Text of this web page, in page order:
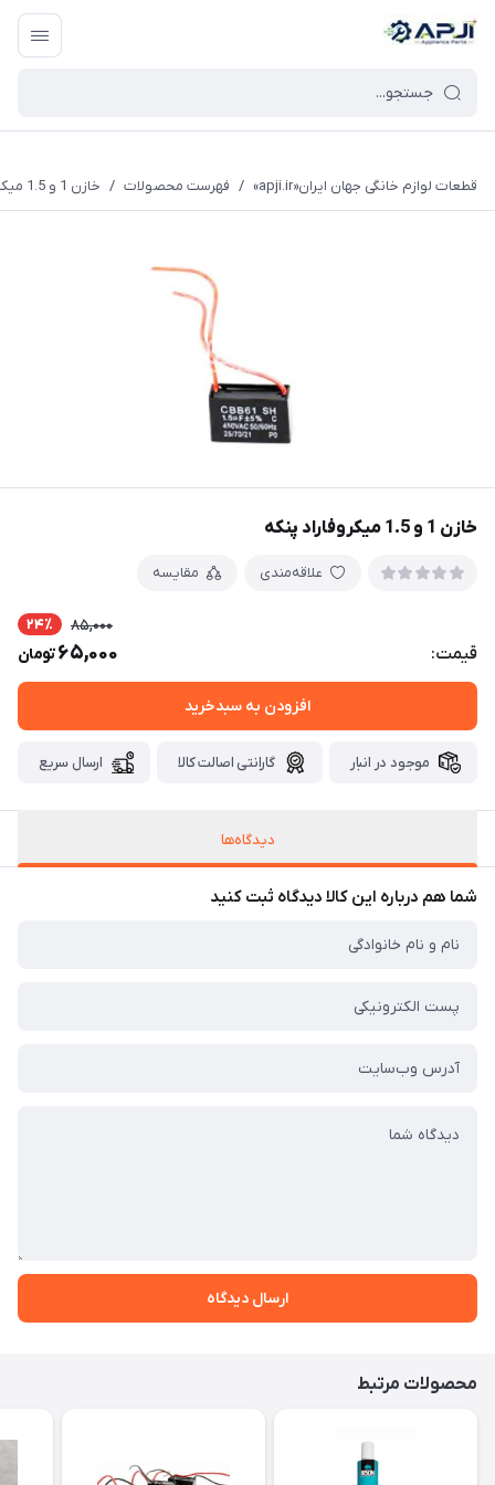
قطعات یدکی و جانبی لوازم خانگی جهان ایران
قطعات لوازم خانگی جهان ایران«apji.ir» / فهرست محصولات / خازن 1 و 1.5 میکروفاراد پنکه
خازن 1 و 1.5 میکروفاراد پنکه
علاقه‌مندی مقایسه
قیمت:
85,000 24٪
65,000تومان
افزودن به سبدخرید
موجود در انبار گارانتی اصالت کالا ارسال سریع
دیدگاه‌ها
شما هم درباره این کالا دیدگاه ثبت کنید
ارسال دیدگاه
محصولات مرتبط